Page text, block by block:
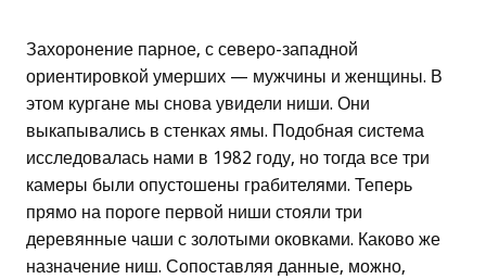
Захоронение парное, с северо-западной
ориентировкой умерших — мужчины и женщины. В
этом кургане мы снова увидели ниши. Они
выкапывались в стенках ямы. Подобная система
исследовалась нами в 1982 году, но тогда все три
камеры были опустошены грабителями. Теперь
прямо на пороге первой ниши стояли три
деревянные чаши с золотыми оковками. Каково же
назначение ниш. Сопоставляя данные, можно,